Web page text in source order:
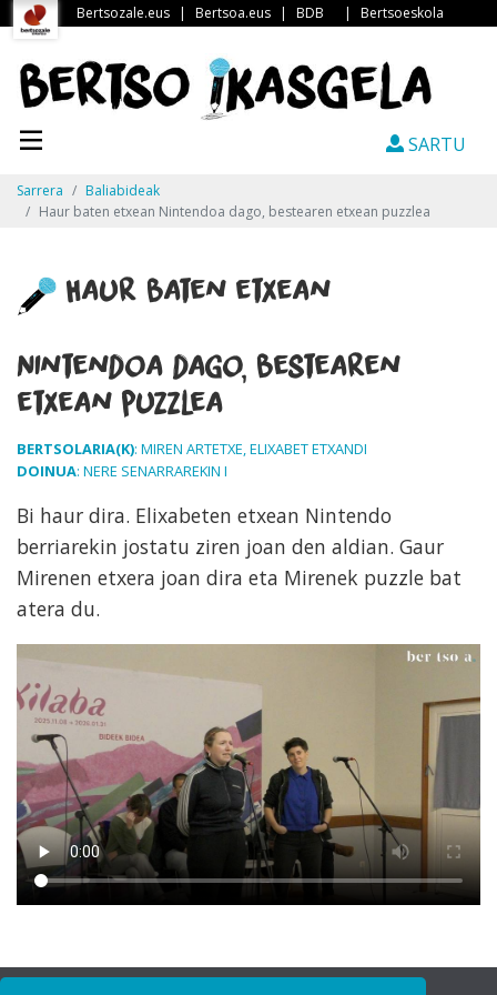
Bertsozale.eus | Bertsoa.eus | BDB | Bertsoeskola
SARTU
Sarrera
Baliabideak
Haur baten etxean Nintendoa dago, bestearen etxean puzzlea
Haur baten etxean
Nintendoa dago, bestearen
etxean puzzlea
BERTSOLARIA(K): MIREN ARTETXE, ELIXABET ETXANDI
DOINUA: NERE SENARRAREKIN I
Bi haur dira. Elixabeten etxean Nintendo
berriarekin jostatu ziren joan den aldian. Gaur
Mirenen etxera joan dira eta Mirenek puzzle bat
atera du.